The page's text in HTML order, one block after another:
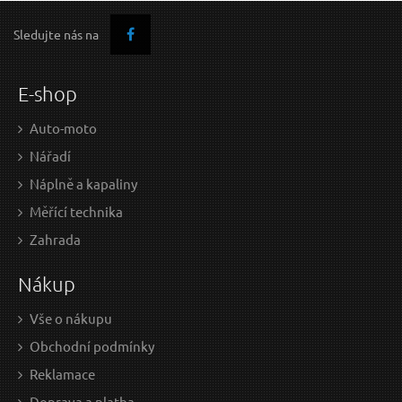
Dotaz:
Odeslat dotaz
Sledujte nás na
E-shop
Auto-moto
Nářadí
Náplně a kapaliny
Měřící technika
Zahrada
Nákup
Vše o nákupu
Obchodní podmínky
Reklamace